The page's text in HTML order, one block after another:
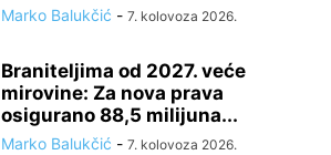
Marko Balukčić - 7. kolovoza 2026.
Braniteljima od 2027. veće
mirovine: Za nova prava
osigurano 88,5 milijuna...
Marko Balukčić - 7. kolovoza 2026.